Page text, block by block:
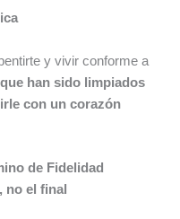
y vivir conforme a
han sido limpiados
con un corazón
de Fidelidad
no el final